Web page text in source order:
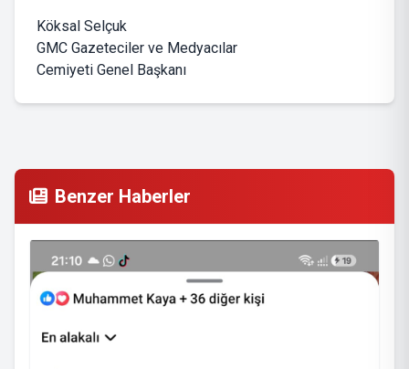
Köksal Selçuk
GMC Gazeteciler ve Medyacılar
Cemiyeti Genel Başkanı
Benzer Haberler